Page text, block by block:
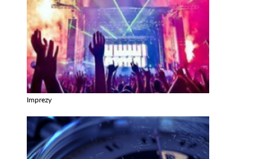
Imprezy